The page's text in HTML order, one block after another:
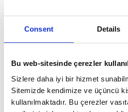
Consent Details
Bu web-sitesinde çerezler
Sizlere daha iyi bir hizmet
Sitemizde kendimize ve üçüncü
kullanılmaktadır. Bu çerezler
Türkçe ve Arnavutça eserlerin yer
ardından Beyhan Budak ve İbrahim
kitaplarını imzaladı. “Yurt Dışı
Türkiye’nin kültürel mirasının diğer